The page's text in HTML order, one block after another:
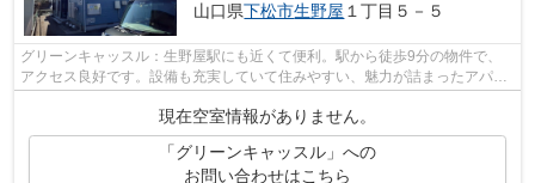
山口県下松市生野屋 １丁目５－５
グリーンキャッスル：生野屋駅にも近くて便利。駅から徒歩9分の物件で、
アクセス良好です。設備も充実していて住みやすい、魅力が詰まったアパー
現在空室情報がありません。
「グリーンキャッスル」への
お問い合わせはこちら